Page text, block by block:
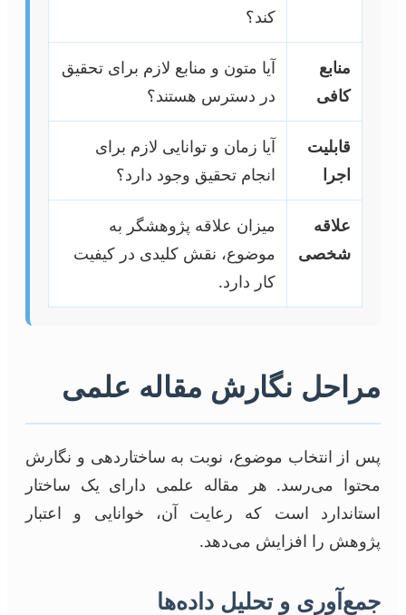
کند؟
منابع
کافی
آیا متون و منابع لازم برای تحقیق
در دسترس هستند؟
قابلیت
اجرا
آیا زمان و توانایی لازم برای
انجام تحقیق وجود دارد؟
علاقه
شخصی
میزان علاقه پژوهشگر به
موضوع، نقش کلیدی در کیفیت
کار دارد.
مراحل نگارش مقاله علمی
پس از انتخاب موضوع، نوبت به ساختاردهی و نگارش
محتوا می‌رسد. هر مقاله علمی دارای یک ساختار
استاندارد است که رعایت آن، خوانایی و اعتبار
پژوهش را افزایش می‌دهد.
جمع‌آوری و تحلیل داده‌ها